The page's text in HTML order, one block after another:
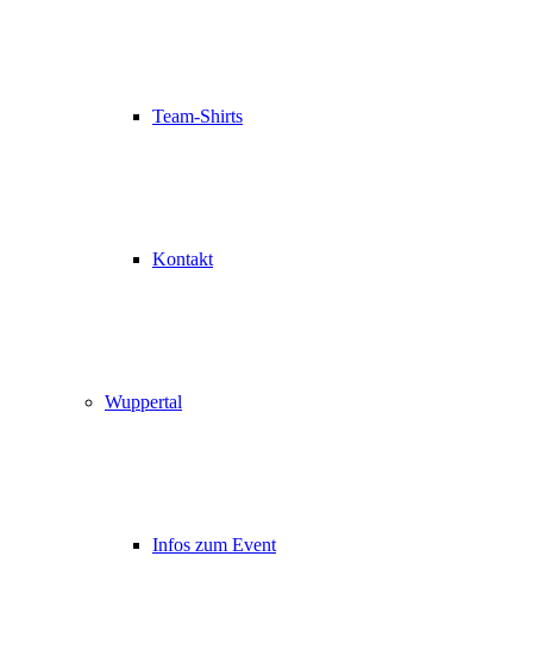
Team-Shirts
Kontakt
Wuppertal
Infos zum Event